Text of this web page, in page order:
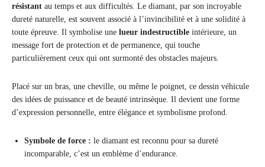
résistant au temps et aux difficultés. Le diamant, par son incroyable
dureté naturelle, est souvent associé à l’invincibilité et à une solidité à
toute épreuve. Il symbolise une lueur indestructible intérieure, un
message fort de protection et de permanence, qui touche
particulièrement ceux qui ont surmonté des obstacles majeurs.
Placé sur un bras, une cheville, ou même le poignet, ce dessin véhicule
des idées de puissance et de beauté intrinsèque. Il devient une forme
d’expression personnelle, entre élégance et symbolisme profond.
Symbole de force : le diamant est reconnu pour sa dureté
incomparable, c’est un emblème d’endurance.